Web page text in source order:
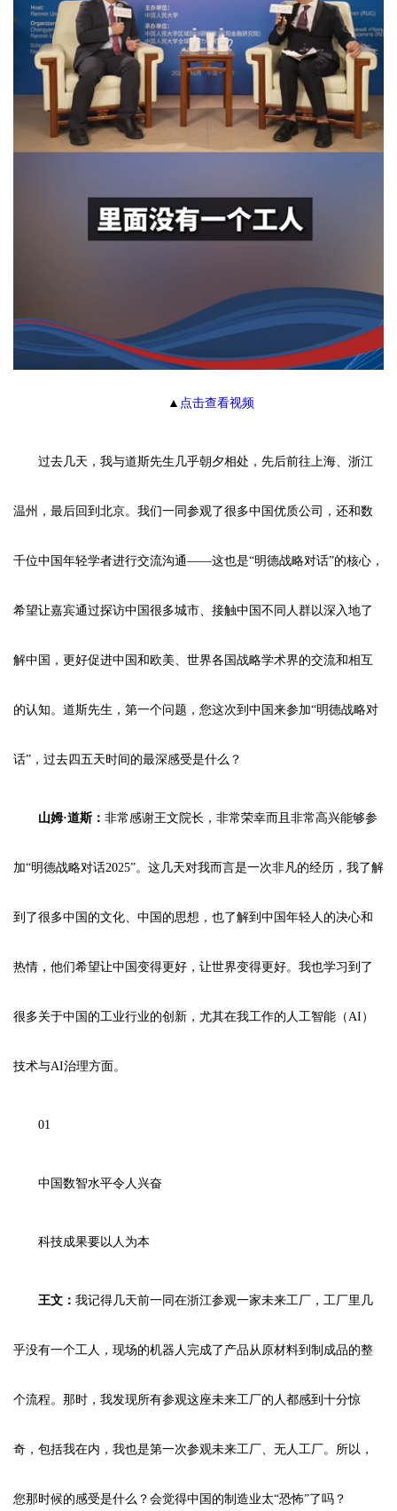
▲ 点击查看视频
过去几天，我与道斯先生几乎朝夕相处，先后前往上海、浙江
温州，最后回到北京。我们一同参观了很多中国优质公司，还和数
千位中国年轻学者进行交流沟通——这也是“明德战略对话”的核心，
希望让嘉宾通过探访中国很多城市、接触中国不同人群以深入地了
解中国，更好促进中国和欧美、世界各国战略学术界的交流和相互
的认知。道斯先生，第一个问题，您这次到中国来参加“明德战略对
话”，过去四五天时间的最深感受是什么？
山姆·道斯： 非常感谢王文院长，非常荣幸而且非常高兴能够参
加“明德战略对话2025”。这几天对我而言是一次非凡的经历，我了解
到了很多中国的文化、中国的思想，也了解到中国年轻人的决心和
热情，他们希望让中国变得更好，让世界变得更好。我也学习到了
很多关于中国的工业行业的创新，尤其在我工作的人工智能（AI）
技术与AI治理方面。
01
中国数智水平令人兴奋
科技成果要以人为本
王文： 我记得几天前一同在浙江参观一家未来工厂，工厂里几
乎没有一个工人，现场的机器人完成了产品从原材料到制成品的整
个流程。那时，我发现所有参观这座未来工厂的人都感到十分惊
奇，包括我在内，我也是第一次参观未来工厂、无人工厂。所以，
您那时候的感受是什么？会觉得中国的制造业太“恐怖”了吗？